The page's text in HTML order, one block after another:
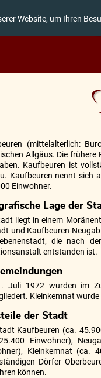
(mittelalterlich:
Allgäus. Die
Kaufbeuren ist
Kaufbeuren nennt sich
Einwohner.
Lage der
liegt in einem
und Kaufbeuren-
die nach
entstanden ist.
Juli 1972 wurden im
Kleinkemnat
der Stadt
Kaufbeuren (ca.
Einwohner),
Kleinkemnat (ca.
Dörfer
können.
Website, um Ihren